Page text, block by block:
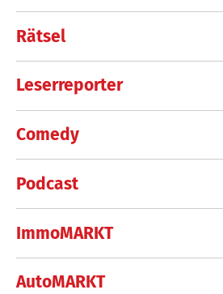
Rätsel
Leserreporter
Comedy
Podcast
ImmoMARKT
AutoMARKT